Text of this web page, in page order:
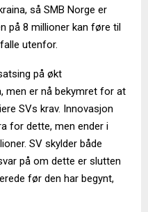
så SMB Norge er
på 8 millioner kan føre til
utenfor.
på økt
men er nå bekymret for at
SVs krav. Innovasjon
for dette, men ender i
SV skylder både
på om dette er slutten
før den har begynt,